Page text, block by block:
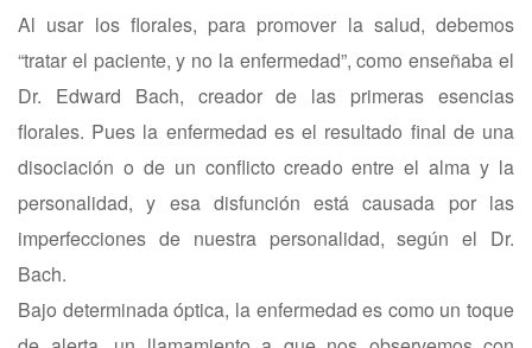
Al usar los florales, para promover la salud, debemos
“tratar el paciente, y no la enfermedad”, como enseñaba el
Dr. Edward Bach, creador de las primeras esencias
florales. Pues la enfermedad es el resultado final de una
disociación o de un conflicto creado entre el alma y la
personalidad, y esa disfunción está causada por las
imperfecciones de nuestra personalidad, según el Dr.
Bach.
Bajo determinada óptica, la enfermedad es como un toque